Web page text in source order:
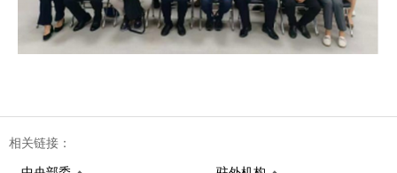
相关链接：